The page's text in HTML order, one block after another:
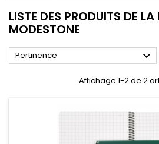
LISTE DES PRODUITS DE
MODESTONE
Pertinence 
Affichage 1-2 de 2